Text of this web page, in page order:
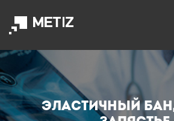
Эластичный